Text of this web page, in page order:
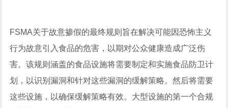
FSMA关于故意掺假的最终规则旨在解决可能因恐怖主义
行为故意引入食品的危害，以期对公众健康造成广泛伤
害。该规则涵盖的食品设施将需要制定和实施食品防卫计
划，以识别漏洞和针对这些漏洞的缓解策略。然后将需要
这些设施，以确保缓解策略有效。大型设施的第一个合规